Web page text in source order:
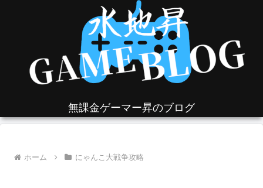
無課金ゲーマー昇のブログ
ホーム にゃんこ大戦争攻略